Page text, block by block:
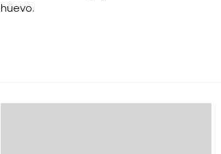
huevo.